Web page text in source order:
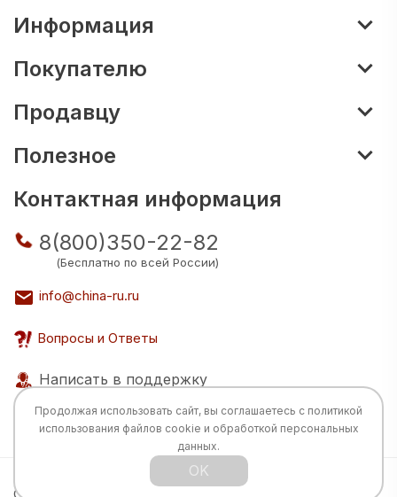
Информация
Покупателю
Продавцу
Полезное
Контактная информация
8(800)350-22-82
(Бесплатно по всей России)
info@china-ru.ru
Вопросы и Ответы
Написать в поддержку
Все права защищены © 2026 Разработка:
Продолжая использовать сайт, вы соглашаетесь с политикой
использования файлов cookie и обработкой персональных
данных.
OK